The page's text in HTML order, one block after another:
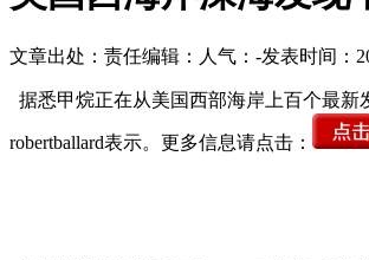
文章出处： 责任编辑： 人气： -发表时间：
据悉甲烷正在从美国西部海岸上百个最
robertballard表示。更多信息请点击：